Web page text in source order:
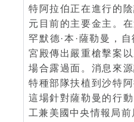
特阿拉伯正在進行的
元目前的主要金主。
罕默德·本·薩勒曼，
宮殿傳出嚴重槍擊案
場合露過面。消息來
特種部隊扶植到沙特
這場針對薩勒曼的行
工兼美國中央情報局